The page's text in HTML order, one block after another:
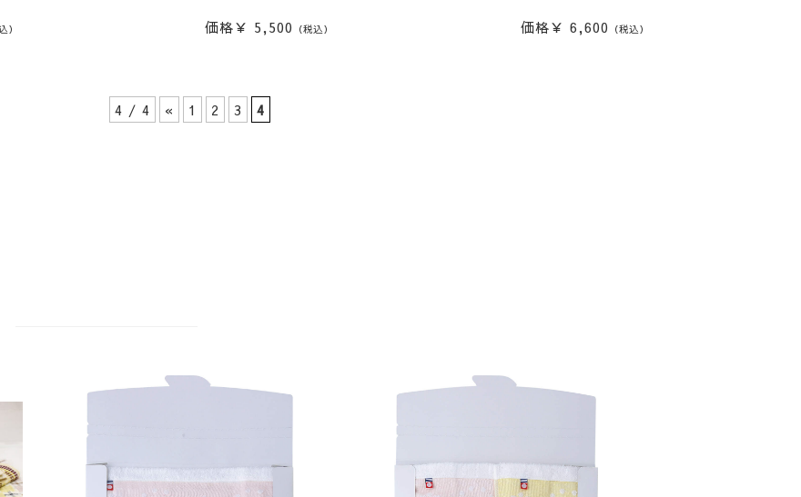
）
価格￥ 5,500 （税込） 価格￥ 6,600 （税込）
4 / 4 « 1 2 3 4